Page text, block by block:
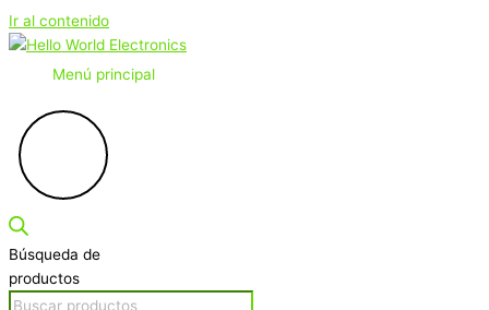
Ir al contenido
Menú principal
Búsqueda de
productos